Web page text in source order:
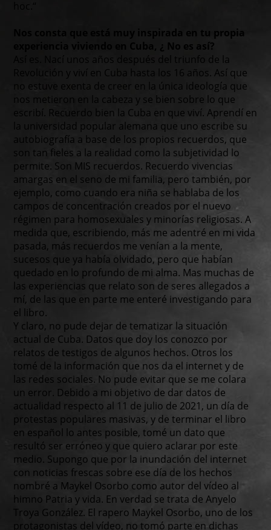
Nos consta que está muy inspirada en tu propia
experiencia viviendo en Cuba, ¿ No es así?
Así es. Nací unos años después del triunfo de la
Revolución y viví en Cuba hasta los 16 años. Así que
no estuve exenta de creer en la única ideología que
nos metieron en la cabeza y se bien sobre lo que
escribí. Recuerdo bien la Cuba en que viví. Aprendí en
la universidad popular alemana que uno escribe su
autobiografía a base de los propios recuerdos, que
son tan fieles a la realidad como la subjetividad lo
permite. Son MIS recuerdos. Recuerdo vivencias
amargas en el seno de mi familia, pero también, por
ejemplo, como cuando era niña se hablaba de los
campos de concentración creados por el nuevo
régimen para homosexuales y minorías religiosas. A
medida que, escribiendo, más me adentré en mi vida
pasada, más recuerdos me venían a la mente,
sucesos que ya había olvidado, pero que habían
quedado en lo profundo de mi alma. Mas muchas de
las experiencias que relato son de seres allegados a
mí, de las que en parte me enteré investigando para
el libro.
Y claro, no pude dejar de tematizar la situación
actual de Cuba. Datos que doy los conozco por
relatos de testigos de algunos hechos. Otros los
tomé de la información que nos da el internet y de
las redes sociales. No pude evitar que se me colara
un error. Debido a mi objetivo de dar datos de
actualidad respecto al 11 de julio de 2021, un día de
protestas populares masivas, y de terminar el libro
en español lo antes posible, tomé un dato que
resultó ser erróneo y que quiero aclarar por este
medio. Supongo que por la inundación del internet
con noticias frescas sobre ese día de los hechos
nombré a Maykel Osorbo como autor del vídeo al
himno Patria y vida. En verdad se trata de Anyelo
Troya González. El rapero Maykel Osorbo, uno de los
protagonistas del vídeo, no tomó parte en dichas